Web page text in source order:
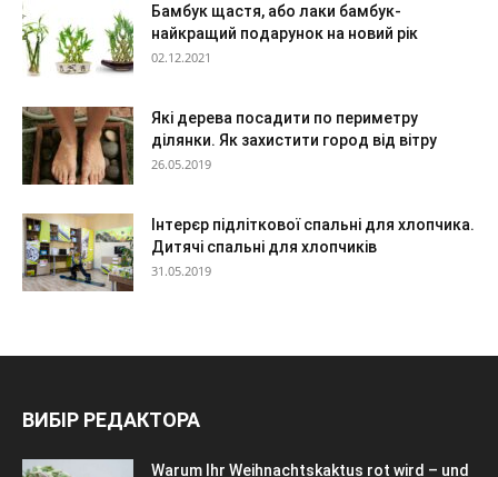
Бамбук щастя, або лаки бамбук-
найкращий подарунок на новий рік
02.12.2021
Які дерева посадити по периметру
ділянки. Як захистити город від вітру
26.05.2019
Інтерєр підліткової спальні для хлопчика.
Дитячі спальні для хлопчиків
31.05.2019
ВИБІР РЕДАКТОРА
Warum Ihr Weihnachtskaktus rot wird – und